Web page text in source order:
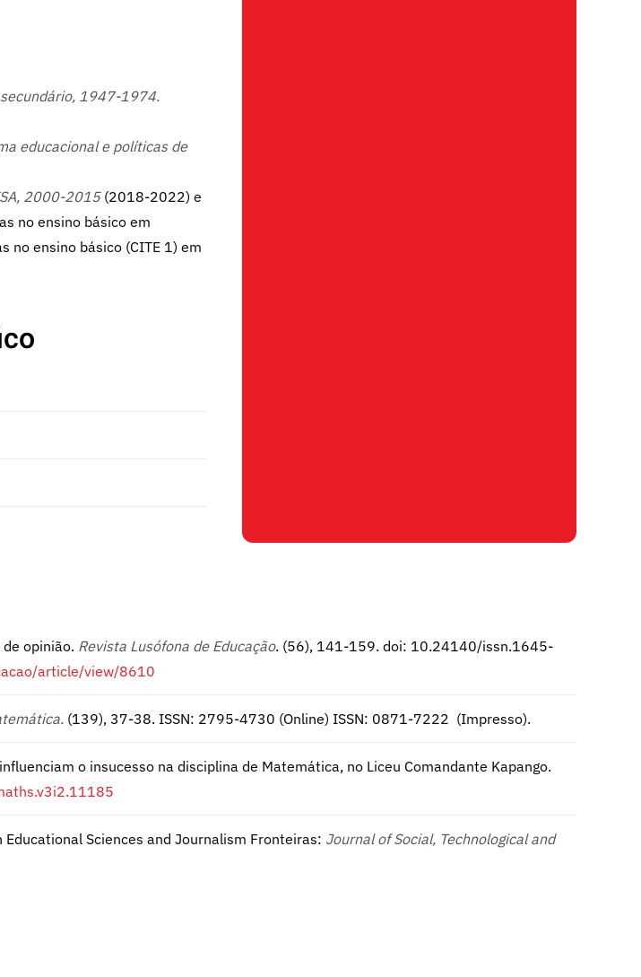
1947-1974.
educacional e políticas de
2000-2015(2018-2022) e
no ensino básico em
no ensino básico (CITE 1) em
opinião. Revista Lusófona de Educação. (56), 141-159. doi: 10.24140/issn.1645-
article/view/8610
(139), 37-38. ISSN: 2795-4730 (Online) ISSN: 0871-7222 (Impresso).
o insucesso na disciplina de Matemática, no Liceu Comandante Kapango.
Sciences and Journalism Fronteiras: Journal of Social, Technological and